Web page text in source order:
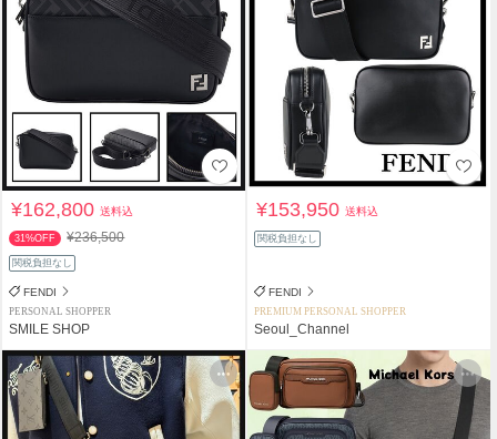
¥162,800送料込
31%OFF ¥236,500
関税負担なし
FENDI
PERSONAL SHOPPER
SMILE SHOP
¥153,950送料込
関税負担なし
FENDI
PREMIUM PERSONAL SHOPPER
Seoul_Channel